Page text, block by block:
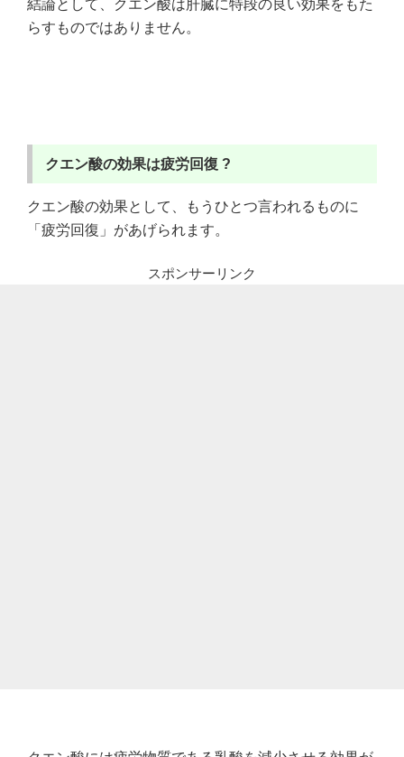
結論として、クエン酸は肝臓に特段の良い効果をもた
らすものではありません。
クエン酸の効果は疲労回復 ?
クエン酸の効果として、もうひとつ言われるものに
「疲労回復」があげられます。
スポンサーリンク